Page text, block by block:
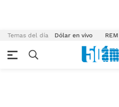
Temas del día Dólar en vivo REM